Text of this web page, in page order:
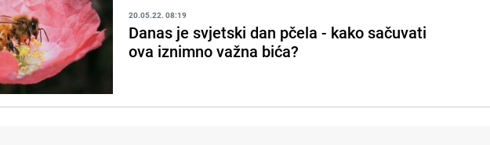
20.05.22. 08:19
Danas je svjetski dan pčela - kako sačuvati
ova iznimno važna bića?